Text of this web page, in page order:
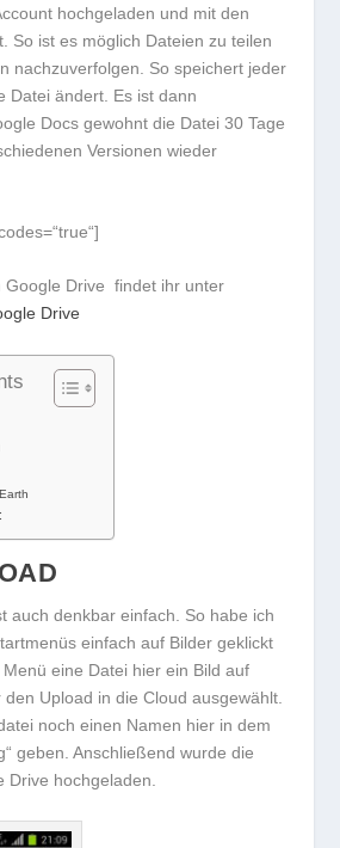
hochgeladen und mit den
So ist es möglich Dateien zu teilen
nachzuverfolgen. So speichert jeder
Datei ändert. Es ist dann
Docs gewohnt die Datei 30 Tage
Versionen wieder
Google Drive findet ihr unter
Drive
auch denkbar einfach. So habe ich
einfach auf Bilder geklickt
eine Datei hier ein Bild auf
Upload in die Cloud ausgewählt.
noch einen Namen hier in dem
geben. Anschließend wurde die
Drive hochgeladen.